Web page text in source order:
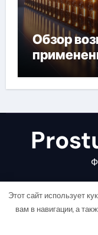
Обзор
Copyright © All
Этот сайт использует
вам в навигации, а